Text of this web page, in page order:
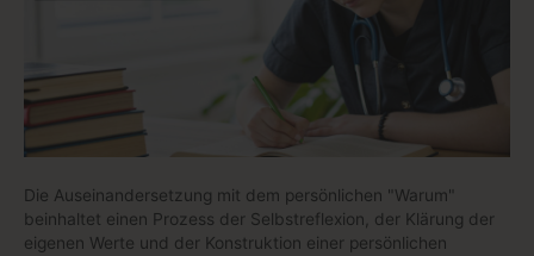
Die Auseinandersetzung mit dem persönlichen "Warum"
beinhaltet einen Prozess der Selbstreflexion, der Klärung der
eigenen Werte und der Konstruktion einer persönlichen